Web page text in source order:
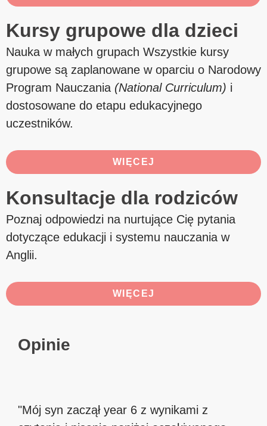
Kursy grupowe dla dzieci
Nauka w małych grupach Wszystkie kursy
grupowe są zaplanowane w oparciu o Narodowy
Program Nauczania (National Curriculum) i
dostosowane do etapu edukacyjnego
uczestników.
WIĘCEJ
Konsultacje dla rodziców
Poznaj odpowiedzi na nurtujące Cię pytania
dotyczące edukacji i systemu nauczania w
Anglii.
WIĘCEJ
Opinie
"Mój syn zaczął year 6 z wynikami z